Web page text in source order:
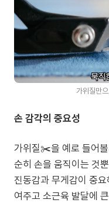
가위질만
손 감각의 중요성
가위질✂️을 예로 들어
순히 손을 움직이는 것
진동감과 무게감이 중
여주고 소근육 발달에